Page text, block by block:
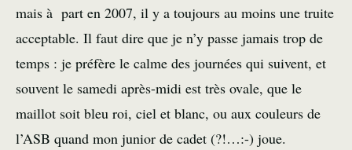
mais à part en 2007, il y a toujours au moins une truite
acceptable. Il faut dire que je n’y passe jamais trop de
temps : je préfère le calme des journées qui suivent, et
souvent le samedi après-midi est très ovale, que le
maillot soit bleu roi, ciel et blanc, ou aux couleurs de
l’ASB quand mon junior de cadet (?!…:-) joue.